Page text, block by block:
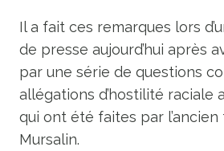
Il a fait ces remarques lors
de presse aujourd’hui après
par une série de questions
allégations d’hostilité raciale
qui ont été faites par l’ancien
Mursalin.